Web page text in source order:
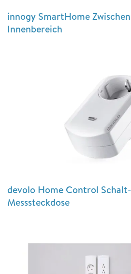
innogy SmartHome
Innenbereich
devolo Home Control
Messsteckdose